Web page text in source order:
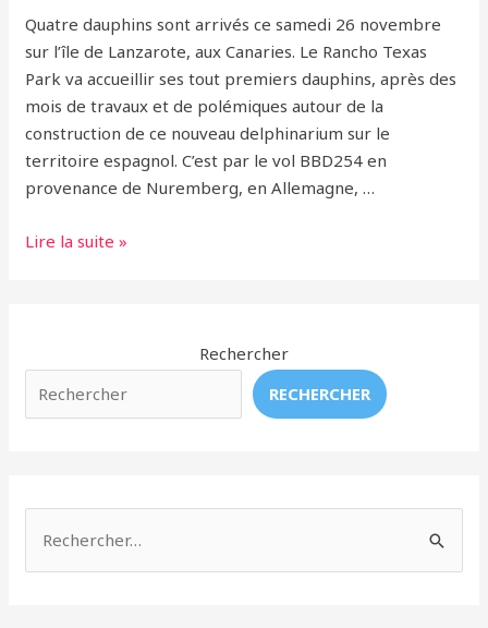
Quatre dauphins sont arrivés ce samedi 26 novembre
sur l’île de Lanzarote, aux Canaries. Le Rancho Texas
Park va accueillir ses tout premiers dauphins, après des
mois de travaux et de polémiques autour de la
construction de ce nouveau delphinarium sur le
territoire espagnol. C’est par le vol BBD254 en
provenance de Nuremberg, en Allemagne, …
Rancho
Sont
Arrivés
Lire la suite »
Rechercher
RECHERCHER